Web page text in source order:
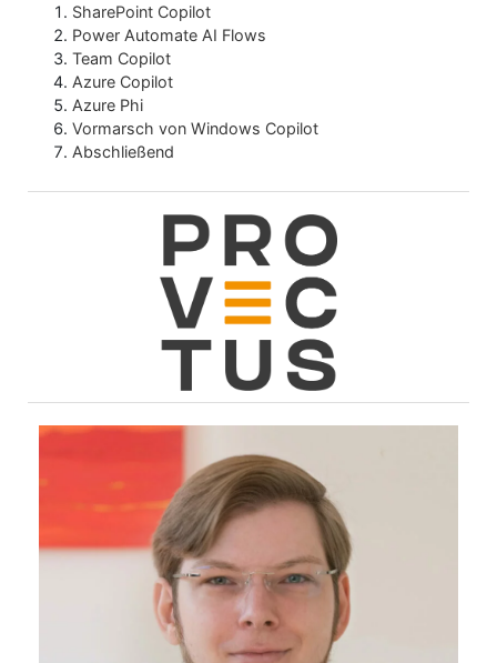
SharePoint Copilot
Power Automate AI Flows
Team Copilot
Azure Copilot
Azure Phi
Vormarsch von Windows Copilot
Abschließend